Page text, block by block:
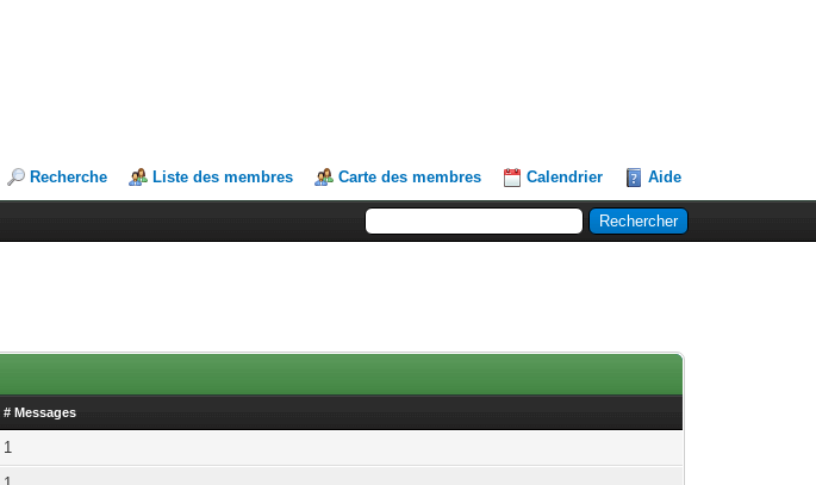
Recherche Liste des membres Carte des membres Calendrier Aide
# Messages
1